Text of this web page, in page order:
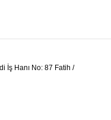
İş Hanı No: 87 Fatih /